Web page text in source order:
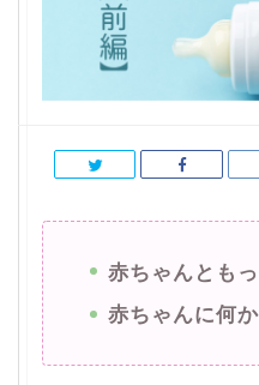
赤ちゃんとも
赤ちゃんに何